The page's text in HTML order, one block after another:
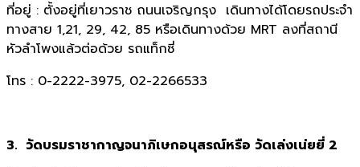
ที่อยู่ : ตั้งอยู่ที่เยาวราช ถนนเจริญกรุง เดินทางได้โดยรถประจำ
ทางสาย 1,21, 29, 42, 85 หรือเดินทางด้วย MRT ลงที่สถานี
หัวลำโพงแล้วต่อด้วย รถแท็กซี่
โทร : 0-2222-3975, 02-2266533
3. วัดบรมราชากาญจนาภิเษกอนุสรณ์หรือ วัดเล่งเน่ยยี่ 2